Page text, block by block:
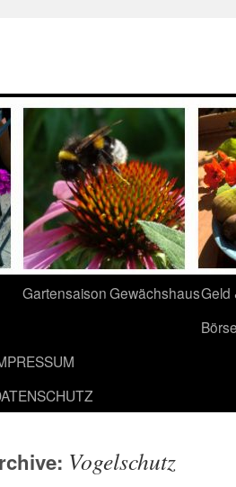
GartensaisonGewächshausGeld
Vogelschutz